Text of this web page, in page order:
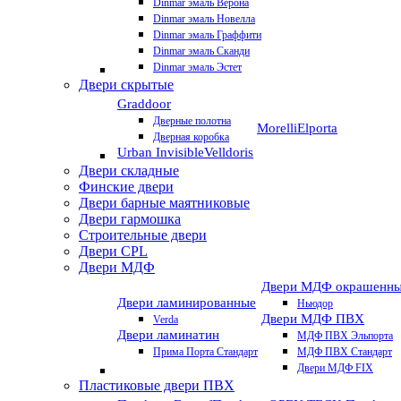
Dinmar эмаль Верона
Dinmar эмаль Новелла
Dinmar эмаль Граффити
Dinmar эмаль Сканди
Dinmar эмаль Эстет
Двери скрытые
Graddoor
Дверные полотна
Дверная коробка
Urban InvisibleVelldoris
MorelliElporta
Двери складные
Финские двери
Двери барные маятниковые
Двери гармошка
Строительные двери
Двери CРL
Двери МДФ
Двери ламинированные
Verda
Двери ламинатин
Прима Порта Стандарт
Двери МДФ
Ньюдор
Двери МДФ ПВХ
МДФ ПВХ Эльпорта
МДФ ПВХ Стандарт
Двери МДФ FIX
Пластиковые двери ПВХ